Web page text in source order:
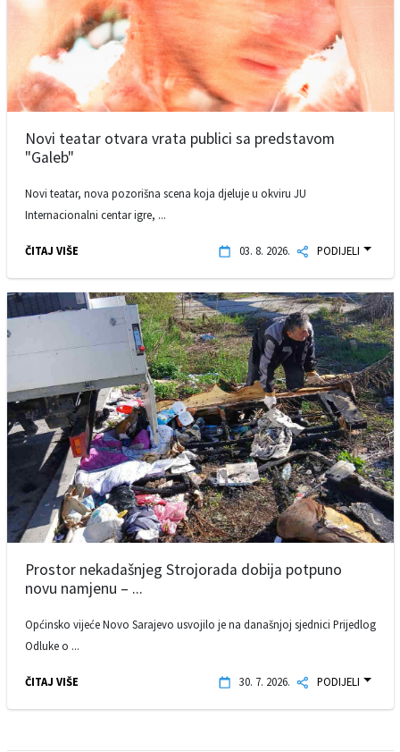
Novi teatar otvara vrata publici sa predstavom
"Galeb"
Novi teatar, nova pozorišna scena koja djeluje u okviru JU
Internacionalni centar igre, ...
ČITAJ VIŠE 03. 8. 2026. PODIJELI
Prostor nekadašnjeg Strojorada dobija potpuno
novu namjenu – ...
Općinsko vijeće Novo Sarajevo usvojilo je na današnjoj sjednici Prijedlog
Odluke o ...
ČITAJ VIŠE 30. 7. 2026. PODIJELI